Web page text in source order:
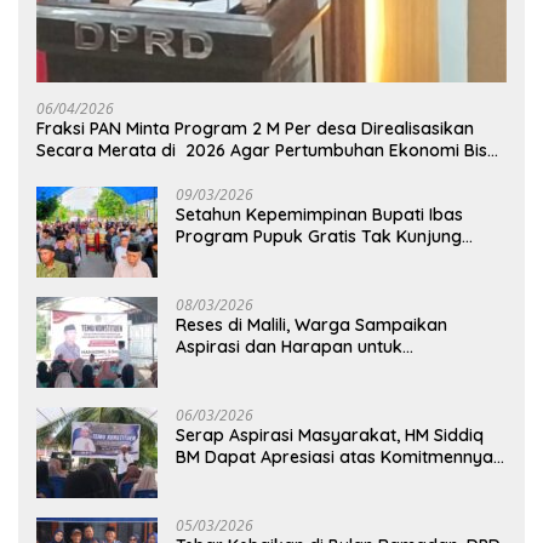
06/04/2026
Fraksi PAN Minta Program 2 M Per desa Direalisasikan
Secara Merata di 2026 Agar Pertumbuhan Ekonomi Bisa
09/03/2026
Setahun Kepemimpinan Bupati Ibas
Program Pupuk Gratis Tak Kunjung
08/03/2026
Reses di Malili, Warga Sampaikan
Aspirasi dan Harapan untuk
06/03/2026
Serap Aspirasi Masyarakat, HM Siddiq
BM Dapat Apresiasi atas Komitmennya
05/03/2026